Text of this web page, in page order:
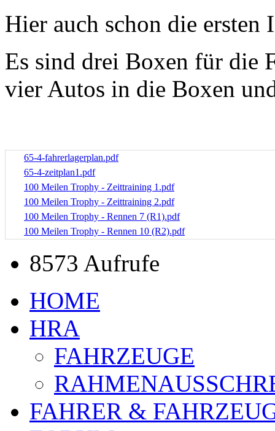
Hier auch schon die ersten
Es sind drei Boxen für die
vier Autos in die Boxen
65-4-fahrerlagerplan.pdf
65-4-zeitplan1.pdf
100 Meilen Trophy - Zeittraining 1.pdf
100 Meilen Trophy - Zeittraining 2.pdf
100 Meilen Trophy - Rennen 7 (R1).pdf
100 Meilen Trophy - Rennen 10 (R2).pdf
8573 Aufrufe
HOME
HRA
FAHRZEUGE
FAHRER &